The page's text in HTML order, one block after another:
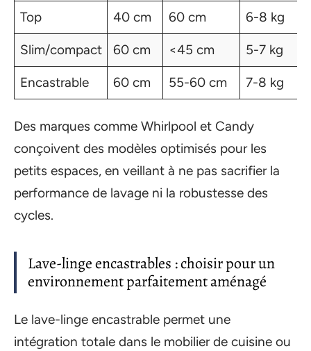
Top 40 cm 60 cm 6-8 kg
Slim/compact 60 cm <45 cm 5-7 kg
Encastrable 60 cm 55-60 cm 7-8 kg
Des marques comme Whirlpool et Candy
conçoivent des modèles optimisés pour les
petits espaces, en veillant à ne pas sacrifier la
performance de lavage ni la robustesse des
cycles.
Lave-linge encastrables : choisir pour un
environnement parfaitement aménagé
Le lave-linge encastrable permet une
intégration totale dans le mobilier de cuisine ou